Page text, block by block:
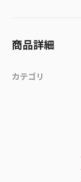
商品詳細
カテゴリ